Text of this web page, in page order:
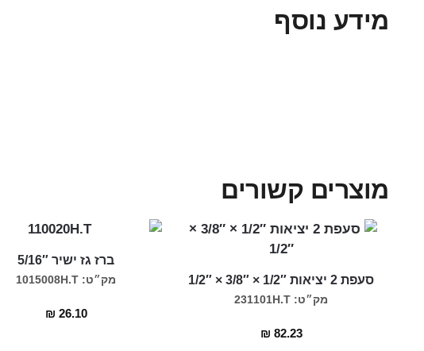
מידע נוסף
מוצרים קשורים
סעפת 2 יציאות 1/2″ × 3/8″ × 1/2″
מק״ט: 231101H.T
₪ 82.23
ברז גז ישיר 5/16″
מק״ט: 1015008H.T
₪ 26.10